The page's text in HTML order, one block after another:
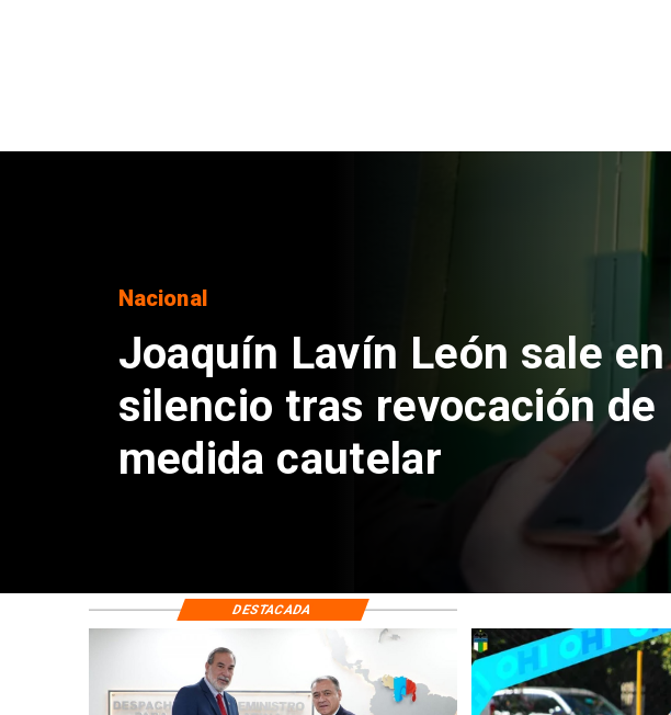
Nacional
Chile y Venezuela
reinicio de relaciones
consulares
DESTACADA